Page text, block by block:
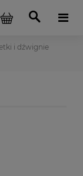
i dźwignie